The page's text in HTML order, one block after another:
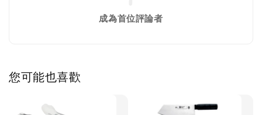
成為首位評論者
您可能也喜歡